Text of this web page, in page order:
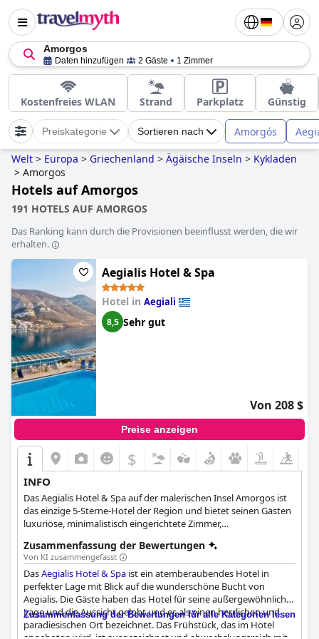
Amorgos
Daten hinzufügen 2 Gäste 1 Zimmer
Kostenfreies WLAN Strand Parkplatz Günstig
Preiskategorie Sortieren nach Amorgós
Welt > Europa > Griechenland > Ägäische Inseln > Kykladen
> Amorgos
Hotels auf Amorgos
191 HOTELS AUF AMORGOS
Das Ranking kann durch die Provisionen beeinflusst werden, die wir
erhalten.
Aegialis Hotel & Spa
Hotel in Aegiali
8,5 Sehr gut
Von 208 $
Preise anzeigen
$
INFO
Das Aegialis Hotel & Spa auf der malerischen Insel Amorgos ist
das einzige 5-Sterne-Hotel der Region und bietet seinen Gästen
luxuriöse, minimalistisch eingerichtete Zimmer,
für Paare, Familien und verschiedene Vorlieben. Das Hotel bietet
einen atemberaubenden Blick auf das Ägäische Meer und den
Strand von Aegiali sowie eine einzigartige amorgische
Gastfreundschaft und eine Reihe von Urlaubspaketen, darunter
Wandertouren, Wellnessaufenthalte und Hochzeitsplanung.
Darüber hinaus verfügt das Hotel über das Lalon Idor Spa, das
größte Thalassotherapiezentrum der Kykladen, in dem sich die
Zusammenfassung der Bewertungen
Von KI zusammengefasst
DasAegialis Hotel & Spa ist ein atemberaubendes Hotel in
perfekter Lage mit Blick auf die wunderschöne Bucht von
Aegialis. Die Gäste haben das Hotel für seine außergewöhnliche
Lage und die Aussicht gelobt und es als einen herrlichen und
paradiesischen Ort bezeichnet. Das Frühstück, das im Hotel
Zusammenfassung der Bewertungen für alle Kategorien lesen